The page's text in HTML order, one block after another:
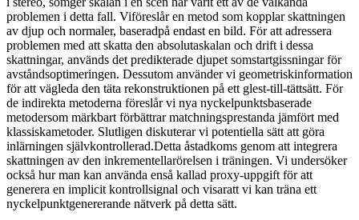
problemen i detta fall. Viföreslår en metod som kopplar skattningen
av djup och normaler, baseradpå endast en bild. För att adressera
problemen med att skatta den absolutaskalan och drift i dessa
skattningar, används det predikterade djupet somstartgissningar för
avståndsoptimeringen. Dessutom använder vi geometriskinformation
för att vägleda den täta rekonstruktionen på ett glest-till-tättsätt. För
de indirekta metoderna föreslår vi nya nyckelpunktsbaserade
metodersom märkbart förbättrar matchningsprestanda jämfört med
klassiskametoder. Slutligen diskuterar vi potentiella sätt att göra
inlärningen självkontrollerad.Detta åstadkoms genom att integrera
skattningen av den inkrementellarörelsen i träningen. Vi undersöker
också hur man kan använda enså kallad proxy-uppgift för att
generera en implicit kontrollsignal och visaratt vi kan träna ett
nyckelpunktgenererande nätverk på detta sätt.